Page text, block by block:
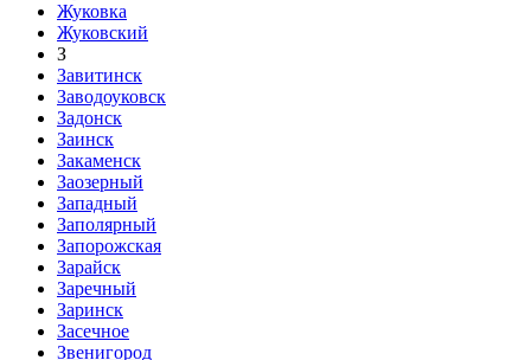
Жуковка
Жуковский
З
Завитинск
Заводоуковск
Задонск
Заинск
Закаменск
Заозерный
Западный
Заполярный
Запорожская
Зарайск
Заречный
Заринск
Засечное
Звенигород